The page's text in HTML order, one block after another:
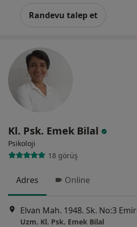
Randevu talep et
Kl. Psk. Emek Bilal
Psikoloji
18 görüş
Adres Online
Elvan Mah. 1948. Sk. No:3
Uzm. Kl. Psk. Emek Bilal